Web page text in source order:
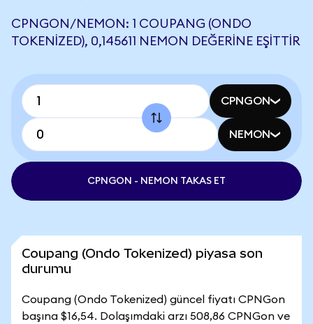
CPNGON/NEMON: 1 COUPANG (ONDO
TOKENIZED), 0,145611 NEMON DEĞERINE EŞITTIR
CPNGON
NEMON
CPNGON - NEMON TAKAS ET
Coupang (Ondo Tokenized) piyasa son
durumu
Coupang (Ondo Tokenized) güncel fiyatı CPNGon
başına $16,54. Dolaşımdaki arzı 508,86 CPNGon ve